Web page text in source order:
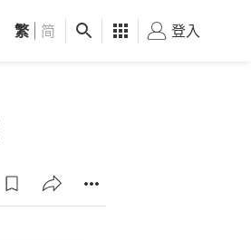
觀點 健康 好食玩飛
繁 简 登入